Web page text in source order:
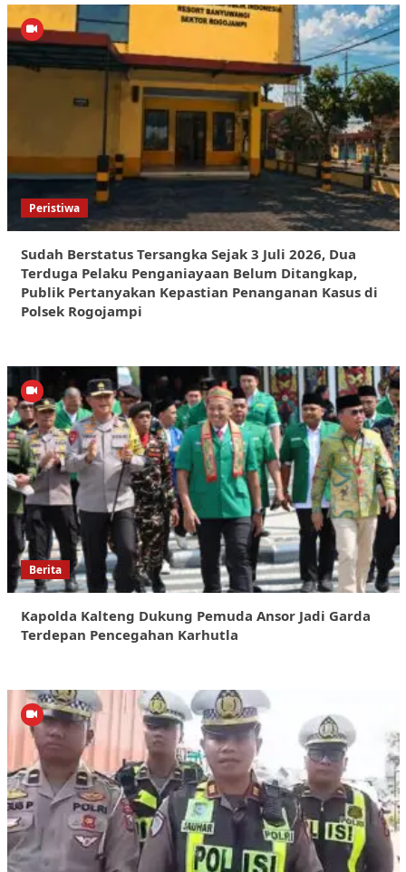
Peristiwa
Sudah Berstatus Tersangka Sejak 3 Juli 2026, Dua
Terduga Pelaku Penganiayaan Belum Ditangkap,
Publik Pertanyakan Kepastian Penanganan Kasus di
Polsek Rogojampi
Berita
Kapolda Kalteng Dukung Pemuda Ansor Jadi Garda
Terdepan Pencegahan Karhutla